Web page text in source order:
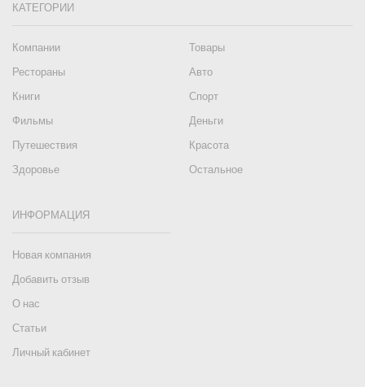
КАТЕГОРИИ
Компании
Товары
Рестораны
Авто
Книги
Спорт
Фильмы
Деньги
Путешествия
Красота
Здоровье
Остальное
ИНФОРМАЦИЯ
Новая компания
Добавить отзыв
О нас
Статьи
Личный кабинет